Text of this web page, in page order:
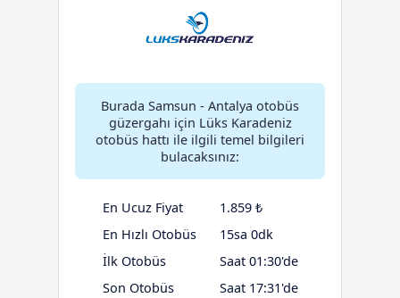
Burada Samsun - Antalya otobüs
güzergahı için Lüks Karadeniz
otobüs hattı ile ilgili temel bilgileri
bulacaksınız:
En Ucuz Fiyat
1.859 ₺
En Hızlı Otobüs
15sa 0dk
İlk Otobüs
Saat 01:30'de
Son Otobüs
Saat 17:31'de